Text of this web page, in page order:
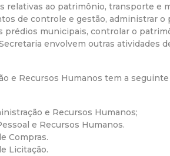
relativas ao patrimônio, transporte e
de controle e gestão, administrar o
prédios municipais, controlar o
envolvem outras atividades
e Recursos Humanos tem a
e Recursos Humanos;
e Recursos Humanos.
Compras.
Licitação.